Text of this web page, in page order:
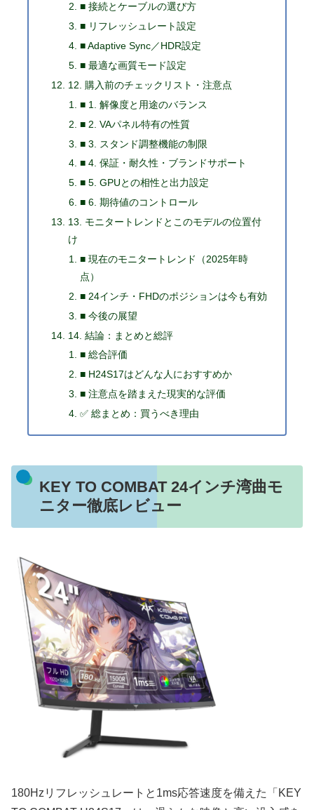
■ 接続とケーブルの選び方
■ リフレッシュレート設定
■ Adaptive Sync／HDR設定
■ 最適な画質モード設定
12. 購入前のチェックリスト・注意点
■ 1. 解像度と用途のバランス
■ 2. VAパネル特有の性質
■ 3. スタンド調整機能の制限
■ 4. 保証・耐久性・ブランドサポート
■ 5. GPUとの相性と出力設定
■ 6. 期待値のコントロール
13. モニタートレンドとこのモデルの位置付
け
■ 現在のモニタートレンド（2025年時
点）
■ 24インチ・FHDのポジションは今も有効
■ 今後の展望
14. 結論：まとめと総評
■ 総合評価
■ H24S17はどんな人におすすめか
■ 注意点を踏まえた現実的な評価
✅ 総まとめ：買うべき理由
KEY TO COMBAT 24インチ湾曲モ
ニター徹底レビュー
180Hzリフレッシュレートと1ms応答速度を備えた「KEY